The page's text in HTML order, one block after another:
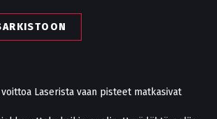
voittoa Laserista vaan pisteet matkasivat